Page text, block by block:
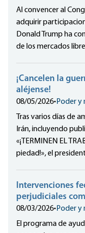
Al convencer al
adquirir
Donald Trump ha
de los mercados
¡Cancelen la
aléjense!
08/05/2026•Poder y
Tras varios días de
Irán, incluyendo
«¡TERMINEN EL
piedad!», el
Intervenciones
perjudiciales
08/03/2026•Poder y
El programa de